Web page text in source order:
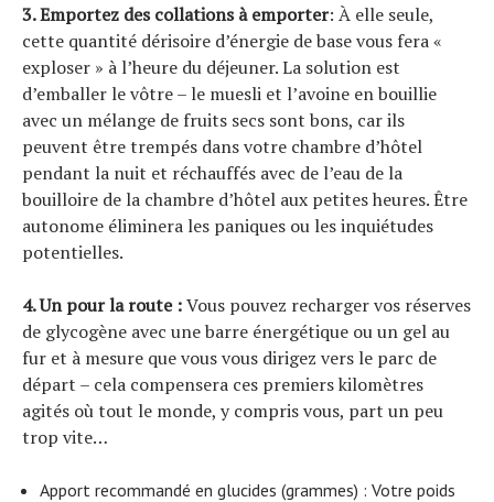
3. Emportez des collations à emporter: À elle seule,
cette quantité dérisoire d’énergie de base vous fera «
exploser » à l’heure du déjeuner. La solution est
d’emballer le vôtre – le muesli et l’avoine en bouillie
avec un mélange de fruits secs sont bons, car ils
peuvent être trempés dans votre chambre d’hôtel
pendant la nuit et réchauffés avec de l’eau de la
bouilloire de la chambre d’hôtel aux petites heures. Être
autonome éliminera les paniques ou les inquiétudes
potentielles.
4. Un pour la route :Vous pouvez recharger vos réserves
de glycogène avec une barre énergétique ou un gel au
fur et à mesure que vous vous dirigez vers le parc de
départ – cela compensera ces premiers kilomètres
agités où tout le monde, y compris vous, part un peu
trop vite…
Apport recommandé en glucides (grammes) : Votre poids